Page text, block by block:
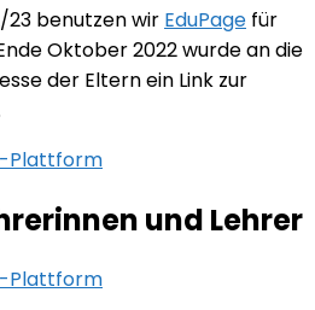
23 benutzen wir EduPage für
Oktober 2022 wurde an die
der Eltern ein Link zur
Plattform
und Lehrer
Plattform